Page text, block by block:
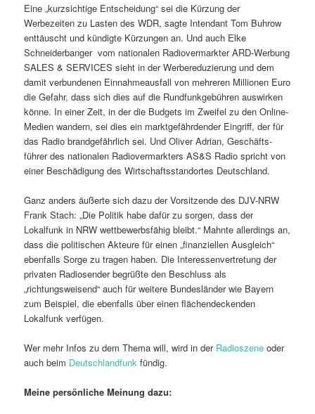
Eine „kurzsichtige Entscheidung“ sei die Kürzung der
Werbezeiten zu Lasten des WDR, sagte Intendant Tom Buhrow
enttäuscht und kündigte Kürzungen an. Und auch Elke
Schneiderbanger vom nationalen Radiovermarkter ARD-Werbung
SALES & SERVICES sieht in der Werberedu­zierung und dem
damit verbundenen Einnahmeausfall von mehreren Millionen Euro
die Gefahr, dass sich dies auf die Rundfunkgebühren auswirken
könne. In einer Zeit, in der die Budgets im Zweifel zu den Online-
Medien wandern, sei dies ein markt­gefährdender Eingriff, der für
das Radio brandgefährlich sei. Und Oliver Adrian, Geschäfts­
führer des nationalen Radiovermarkters AS&S Radio spricht von
einer Be­schädigung des Wirtschaftsstandortes Deutschland.
Ganz anders äußerte sich dazu der Vorsitzende des DJV-NRW
Frank Stach: „Die Politik habe dafür zu sorgen, dass der
Lokalfunk in NRW wettbewerbsfähig bleibt.“ Mahnte allerdings an,
dass die politischen Akteure für einen „finanziellen Ausgleich“
ebenfalls Sorge zu tragen haben. Die Interessenvertretung der
privaten Radiosender begrüßte den Be­schluss als
„richtungsweisend“ auch für weitere Bundesländer wie Bayern
zum Beispiel, die ebenfalls über einen flächendeckenden
Lokalfunk verfügen.
Wer mehr Infos zu dem Thema will, wird in der Radioszene oder
auch beim Deutschlandfunk fündig.
Meine persönliche Meinung dazu: